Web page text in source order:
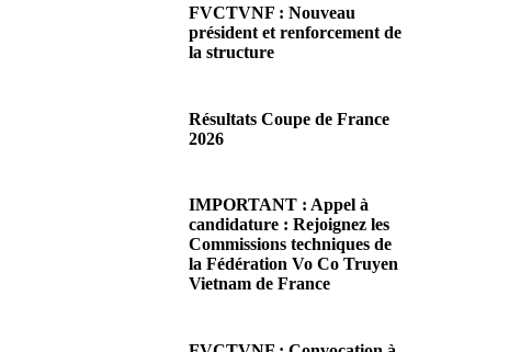
FVCTVNF : Nouveau
président et renforcement de
la structure
Chères Présidentes, chers
Présidents,Ce dimanche 28 juin
Lire la suite...
Résultats Coupe de France
2026
Cliquez sur ce lien pour
accéder aux résultats
Lire la suite...
IMPORTANT : Appel à
candidature : Rejoignez les
Commissions techniques de
la Fédération Vo Co Truyen
Vietnam de France
Madame la Présidente,